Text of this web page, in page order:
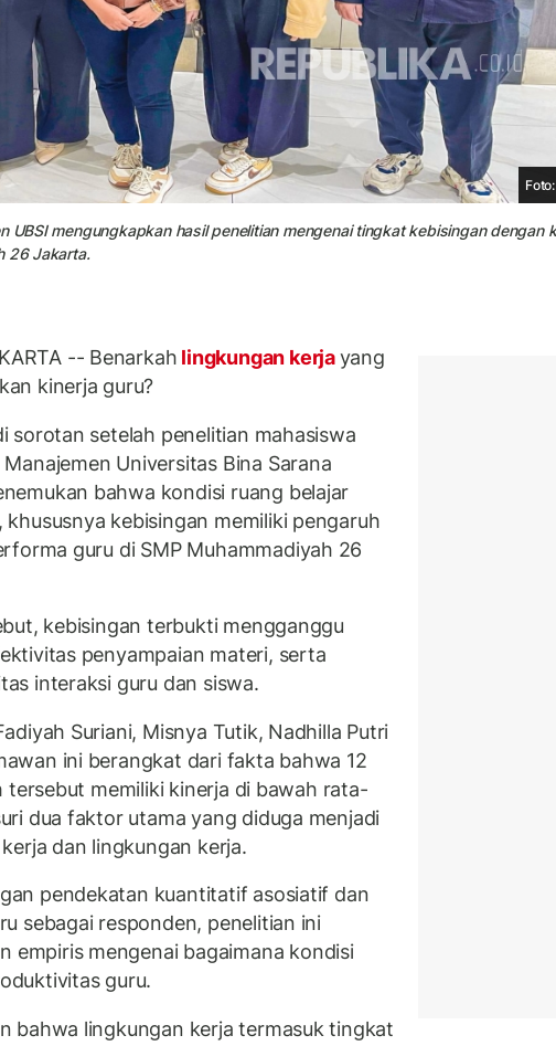
UBSI mengungkapkan hasil penelitian mengenai tingkat kebisingan dengan
26 Jakarta.
-- Benarkah lingkungan kerjayang
kinerja guru?
sorotan setelah penelitian mahasiswa
Universitas Bina Sarana
bahwa kondisi ruang belajar
kebisingan memiliki pengaruh
guru di SMP Muhammadiyah 26
kebisingan terbukti mengganggu
penyampaian materi, serta
interaksi guru dan siswa.
Suriani, Misnya Tutik, Nadhilla Putri
ini berangkat dari fakta bahwa 12
tersebut memiliki kinerja di bawah rata-
dua faktor utama yang diduga menjadi
dan lingkungan kerja.
pendekatan kuantitatif asosiatif dan
sebagai responden, penelitian ini
empiris mengenai bagaimana kondisi
guru.
bahwa lingkungan kerja termasuk tingkat